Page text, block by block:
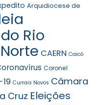
Arquidiocese de
Rio
CAERN Caicó
Coronel
Currais Novos Câmara
Cruz Eleições